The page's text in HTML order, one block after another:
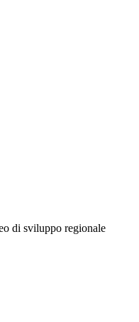
di sviluppo regionale